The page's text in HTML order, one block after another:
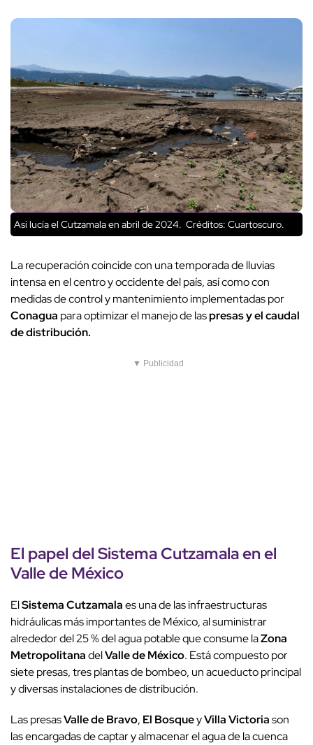
Así lucía el Cutzamala en abril de 2024. Créditos: Cuartoscuro.
La recuperación coincide con una temporada de lluvias
intensa en el centro y occidente del país, así como con
medidas de control y mantenimiento implementadas por
Conagua para optimizar el manejo de laspresas y el caudal
de distribución.
▼ Publicidad
El papel delSistema Cutzamalaen el
Valle de México
ElSistema Cutzamalaes una de las infraestructuras
hidráulicas más importantes de México, al suministrar
alrededor del 25 % del agua potable que consume laZona
MetropolitanadelValle de México. Está compuesto por
siete presas, tres plantas de bombeo, un acueducto principal
y diversas instalaciones de distribución.
Las presasValle de Bravo, El BosqueyVilla Victoriason
las encargadas de captar y almacenar el agua de la cuenca